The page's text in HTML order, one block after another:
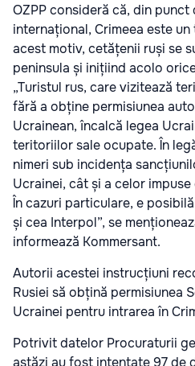
OZPP consideră că, din
internațional, Crimeea este
acest motiv, cetățenii ruși se
peninsula și inițiind acolo
„Turistul rus, care vizitează
fără a obține permisiunea
Ucrainean, încalcă legea
teritoriilor sale ocupate. În
nimeri sub incidența
Ucrainei, cât și a celor
În cazuri particulare, e
și cea Interpol”, se
informează Kommersant.
Autorii acestei instrucțiuni
Rusiei să obțină permisiunea
Ucrainei pentru intrarea în
Potrivit datelor Procuraturii
astăzi au fost intentate 97 de